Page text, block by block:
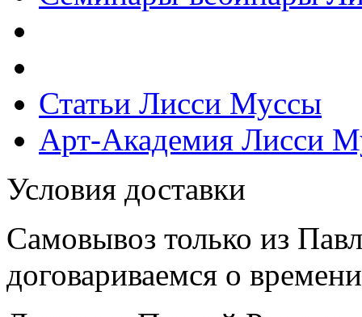
Статьи Лисси Муссы
Арт-Академия Лисси
Условия доставки
Самовывоз только из
договариваемся о